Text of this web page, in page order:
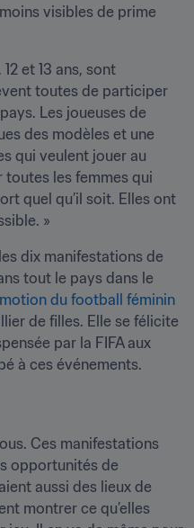
visibles de prime
et 13 ans, sont
toutes de participer
Les joueuses de
des modèles et une
qui veulent jouer au
les femmes qui
quel qu’il soit. Elles ont
»
dix manifestations de
tout le pays dans le
du football féminin
de filles. Elle se félicite
par la FIFA aux
à ces événements.
Ces manifestations
opportunités de
aussi des lieux de
montrer ce qu’elles